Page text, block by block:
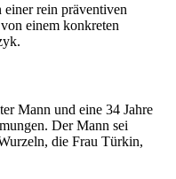
einer rein präventiven
einem konkreten
Mann und eine 34 Jahre
Der Mann sei
die Frau Türkin,